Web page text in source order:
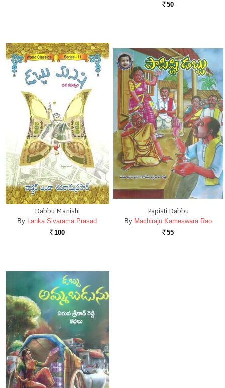
Rs. 50
Dabbu Manishi
By Lanka Sivarama Prasad
Rs. 100
Papisti Dabbu
By Machiraju Kameswara Rao
Rs. 55